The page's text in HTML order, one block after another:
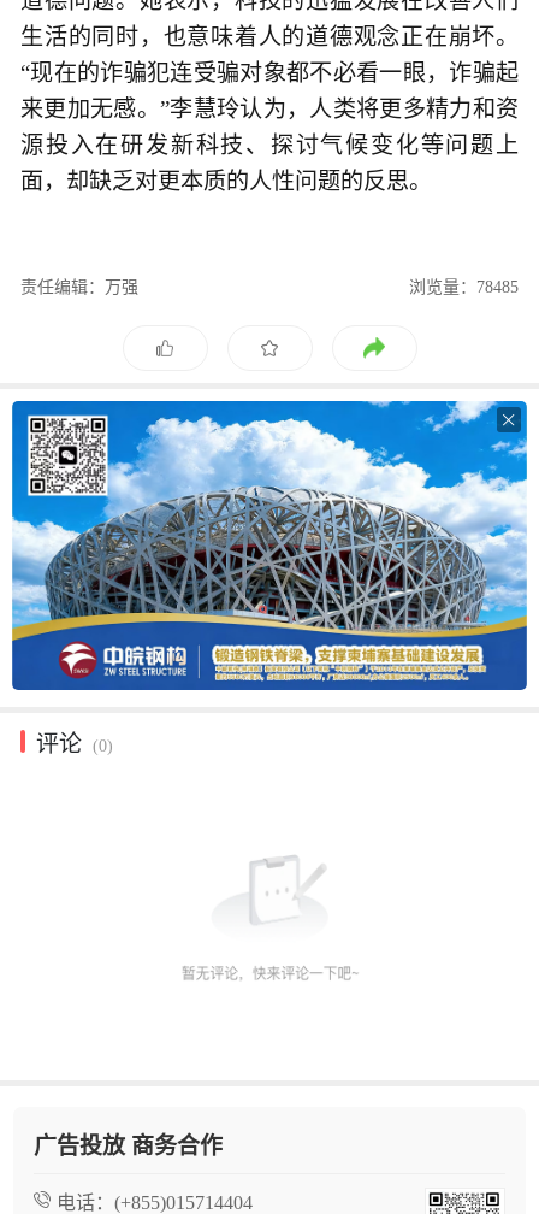
生活的同时，也意味着人的道德观念正在崩坏。
“现在的诈骗犯连受骗对象都不必看一眼，诈骗起
来更加无感。”李慧玲认为，人类将更多精力和资
源投入在研发新科技、探讨气候变化等问题上
面，却缺乏对更本质的人性问题的反思。
责任编辑：万强 浏览量：78485

评论 (0)
广告投放 商务合作
电话： (+855)015714404